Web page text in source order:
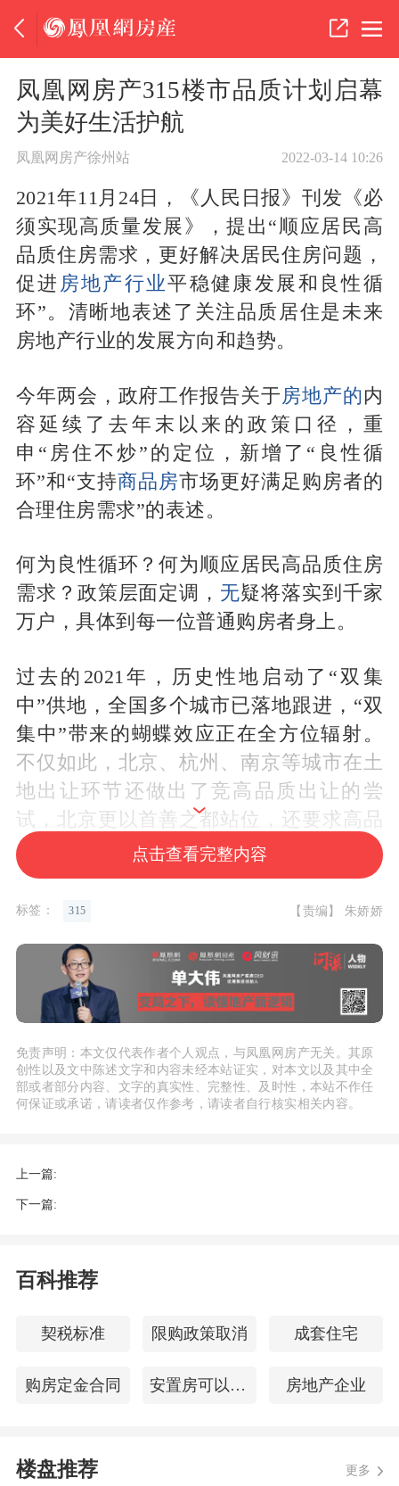
凤凰网房产315楼市品质计划启幕
为美好生活护航
凤凰网房产徐州站 2022-03-14 10:26
2021年11月24日，《人民日报》刊发《必
须实现高质量发展》，提出“顺应居民高
品质住房需求，更好解决居民住房问题，
促进 房地产行业平稳健康发展和良性循
环”。清晰地表述了关注品质居住是未来
房地产行业的发展方向和趋势。
今年两会，政府工作报告关于 房地产的内
容延续了去年末以来的政策口径，重
申“房住不炒”的定位，新增了“良性循
环”和“支持商品房市场更好满足购房者的
合理住房需求”的表述。
何为良性循环？何为顺应居民高品质住房
需求？政策层面定调， 无疑将落实到千家
万户，具体到每一位普通购房者身上。
过去的2021年，历史性地启动了“双集
中”供地，全国多个城市已落地跟进，“双
集中”带来的蝴蝶效应正在全方位辐射。
不仅如此，北京、杭州、南京等城市在土
地出让环节还做出了竞高品质出让的尝
试，北京更以首善之都站位，还要求高品
质项目必须全精装交付。
过去的2021年，也是中国房地产行业史无
水褪去，精品化、高品质的人居定位回归
本源，从政策端到交付端，从顶层设计到
消费者，居住质量成为社会各界追求美好
生活的题中之义。
何以为美好生活？何以维护购房者的合法
人吐槽荟聚，年度爆料火辣曝光，楼市质
量报告同期发布，同时将首度携手施工、
业、协会以及专业律所，直面行业痛点，
非 “屋”。
本次活动由凤凰网、凤凰网房产、风财讯
所、地方消费者协会等单位联合支持，将
点击查看完整内容
标签： 315 【责编】 朱娇娇
免责声明：本文仅代表作者个人观点，与凤凰网房产无关。其原
创性以及文中陈述文字和内容未经本站证实，对本文以及其中全
部或者部分内容、文字的真实性、完整性、及时性，本站不作任
何保证或承诺，请读者仅作参考，请读者自行核实相关内容。
上一篇:
下一篇:
百科推荐
契税标准 限购政策取消 成套住宅
购房定金合同 安置房可以买卖吗 房地产企业
楼盘推荐 更多